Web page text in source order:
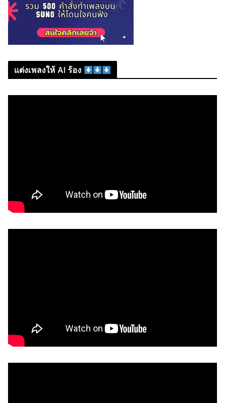
แต่งเพลงให้ AI ร้อง